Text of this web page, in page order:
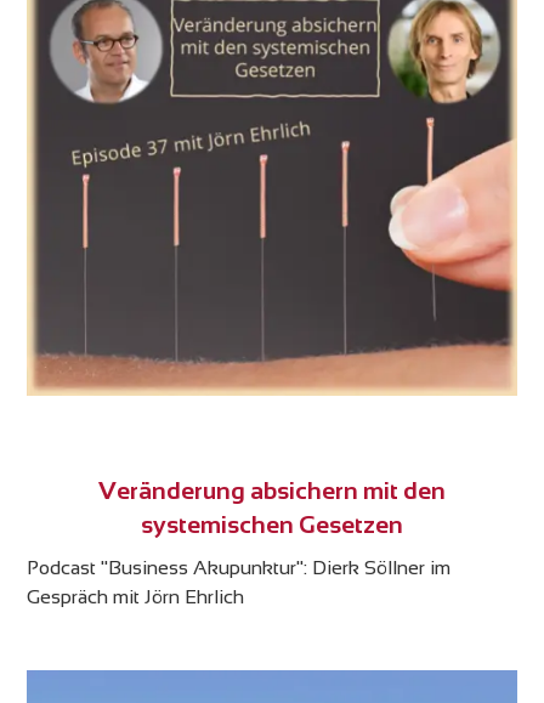
Veränderung absichern mit den
systemischen Gesetzen
Podcast "Business Akupunktur": Dierk Söllner im
Gespräch mit Jörn Ehrlich